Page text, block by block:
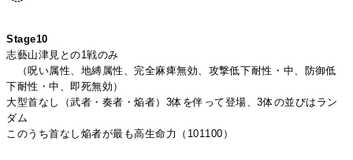
Stage10
志藝山津見との1戦のみ
（呪い属性、地縛属性、完全麻痺無効、攻撃低下耐性・中、防御低
下耐性・中、即死無効）
大型首なし（武者・奏者・焔者）3体を伴って登場、3体の並びはラン
ダム
このうち首なし焔者が最も高生命力（101100）